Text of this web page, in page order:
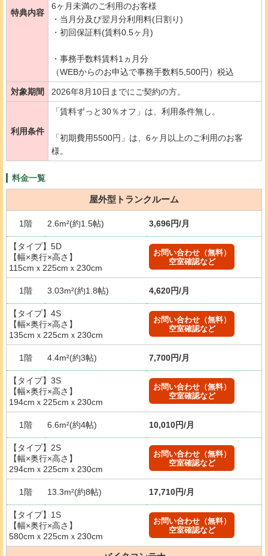
特典内容
6ヶ月未満のご利用のお客様
・当月分及び翌月分利用料(日割り)
・初回保証料(賃料0.5ヶ月)
・事務手数料賃料1ヵ月分
（WEBからのお申込で事務手数料5,500円）税込
対象期間 2026年8月10日までにご契約の方。
利用条件
「賃料ずっと30％オフ」は、利用条件無し。
「初期費用5500円」は、6ヶ月以上のご利用のお客
様。
料金一覧
屋外型トランクルーム
1階 2.6m²(約1.5帖) 3,696円/月
【タイプ】5D
【幅×奥行×高さ】
115cmｘ225cmｘ230cm
お問い合わせ（無料）
空室確認など
1階 3.03m²(約1.8帖) 4,620円/月
【タイプ】4S
【幅×奥行×高さ】
135cmｘ225cmｘ230cm
お問い合わせ（無料）
空室確認など
1階 4.4m²(約3帖) 7,700円/月
【タイプ】3S
【幅×奥行×高さ】
194cmｘ225cmｘ230cm
お問い合わせ（無料）
空室確認など
1階 6.6m²(約4帖) 10,010円/月
【タイプ】2S
【幅×奥行×高さ】
294cmｘ225cmｘ230cm
お問い合わせ（無料）
空室確認など
1階 13.3m²(約8帖) 17,710円/月
【タイプ】1S
【幅×奥行×高さ】
580cmｘ225cmｘ230cm
お問い合わせ（無料）
空室確認など